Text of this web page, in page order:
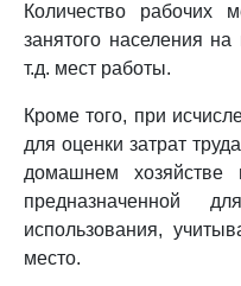
Количество рабочих
занятого населения на
т.д. мест работы.
Кроме того, при
для оценки затрат
домашнем хозяйстве
предназначенной
использования,
место.